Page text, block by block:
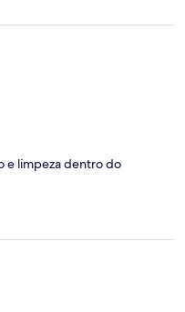
e limpeza dentro do